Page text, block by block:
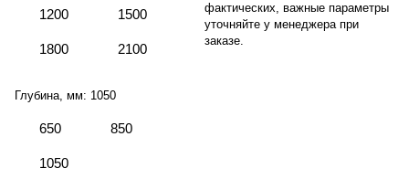
1200 1500
1800 2100
Глубина, мм: 1050
650 850
1050
фактических, важные параметры
уточняйте у менеджера при
заказе.